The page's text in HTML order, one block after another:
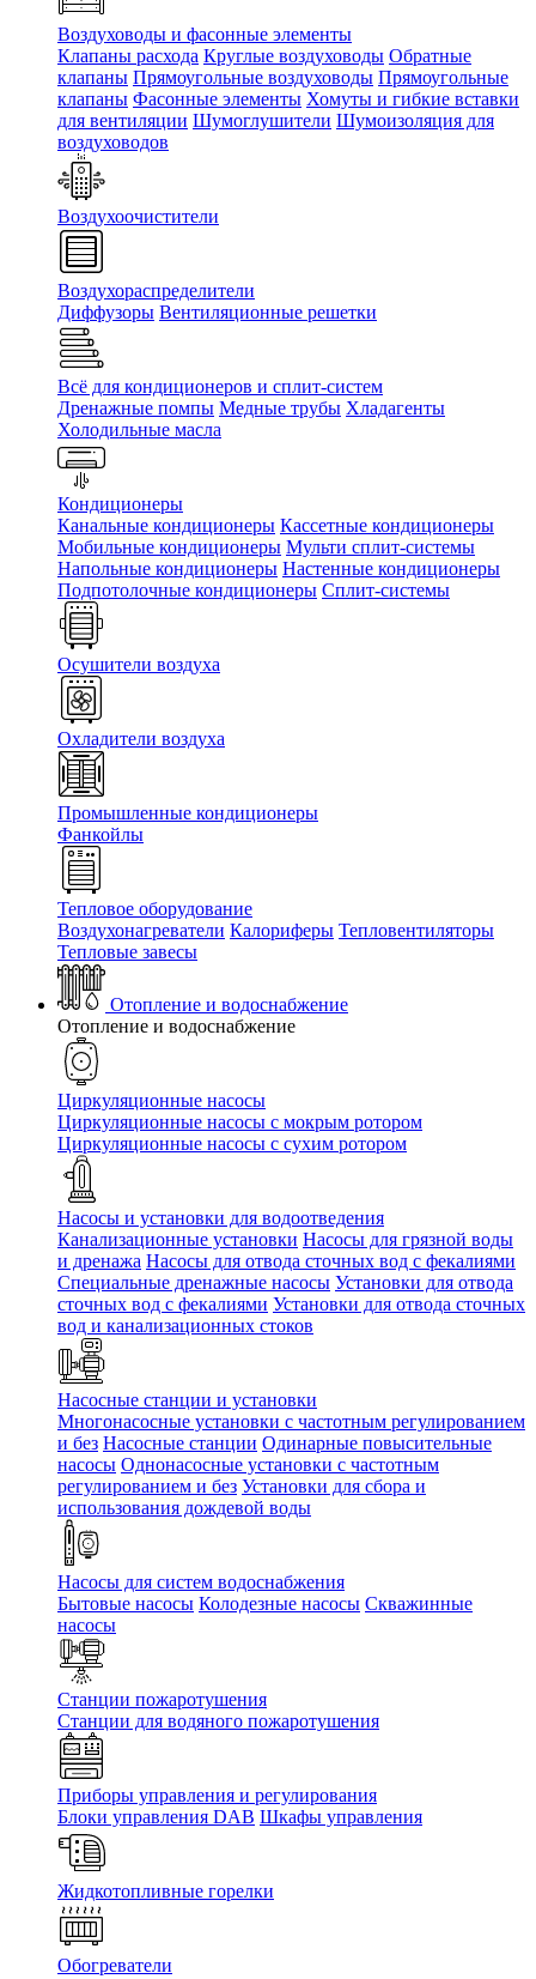
Воздуховоды и фасонные элементы
Клапаны расхода Круглые воздуховоды Обратные
клапаны Прямоугольные воздуховоды Прямоугольные
клапаны Фасонные элементы Хомуты и гибкие вставки
для вентиляции Шумоглушители Шумоизоляция для
воздуховодов
Воздухоочистители
Воздухораспределители
Диффузоры Вентиляционные решетки
Всё для кондиционеров и сплит-систем
Дренажные помпы Медные трубы Хладагенты
Холодильные масла
Кондиционеры
Канальные кондиционеры Кассетные кондиционеры
Мобильные кондиционеры Мульти сплит-системы
Напольные кондиционеры Настенные кондиционеры
Подпотолочные кондиционеры Сплит-системы
Осушители воздуха
Охладители воздуха
Промышленные кондиционеры
Фанкойлы
Тепловое оборудование
Воздухонагреватели Калориферы Тепловентиляторы
Тепловые завесы
Отопление и водоснабжение
Отопление и водоснабжение
Циркуляционные насосы
Циркуляционные насосы с мокрым ротором
Циркуляционные насосы с сухим ротором
Насосы и установки для водоотведения
Канализационные установки Насосы для грязной воды
и дренажа Насосы для отвода сточных вод c фекалиями
Специальные дренажные насосы Установки для отвода
сточных вод c фекалиями Установки для отвода сточных
вод и канализационных стоков
Насосные станции и установки
Многонасосные установки с частотным регулированием
и без Насосные станции Одинарные повысительные
насосы Однонасосные установки с частотным
регулированием и без Установки для сбора и
использования дождевой воды
Насосы для систем водоснабжения
Бытовые насосы Колодезные насосы Скважинные
насосы
Станции пожаротушения
Станции для водяного пожаротушения
Приборы управления и регулирования
Блоки управления DAB Шкафы управления
Жидкотопливные горелки
Обогреватели